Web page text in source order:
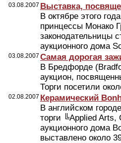
03.08.2007 Выставка,
В октябре этого
принцессы Монако
законодательницы
аукционного дома
03.08.2007 Самая дорогая
В Бредфорде
аукцион,
Торги посетили
02.08.2007 Керамический
В английском
торги ╚Applied
аукционного дома
выставлено около